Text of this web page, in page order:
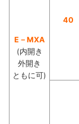
E－MXA
(内開き
外開き
ともに可)
40